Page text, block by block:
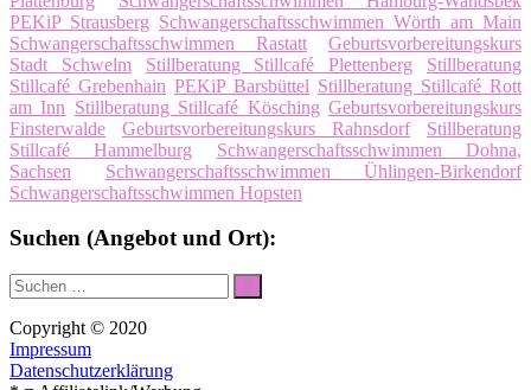
PEKiP Strausberg Schwangerschaftsschwimmen Wörth am Main
Schwangerschaftsschwimmen Rastatt
Geburtsvorbereitungskurs
Stadt Schwelm
Stillberatung Stillcafé Plettenberg
Stillberatung
Stillcafé Grebenhain PEKiP Barsbüttel Stillberatung Stillcafé Rott
am Inn Stillberatung Stillcafé Kösching Geburtsvorbereitungskurs
Finsterwalde
Geburtsvorbereitungskurs Rahnsdorf
Stillberatung
Stillcafé Hammelburg
Schwangerschaftsschwimmen Dohna,
Sachsen
Schwangerschaftsschwimmen Ühlingen-Birkendorf
Schwangerschaftsschwimmen Hopsten
Suchen (Angebot und Ort):
Suche
nach:
Suchen
Copyright © 2020
Impressum
Datenschutzerklärung